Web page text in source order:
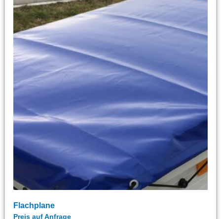
Flachplane
Preis auf Anfrage